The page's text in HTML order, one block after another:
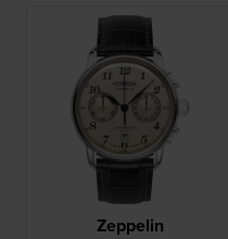
Zeppelin